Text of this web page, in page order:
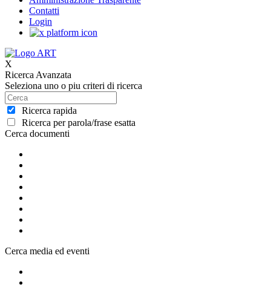
Contatti
Login
X
Ricerca Avanzata
Seleziona uno o piu criteri di ricerca
Ricerca rapida
Ricerca per parola/frase esatta
Cerca documenti
Cerca media ed eventi